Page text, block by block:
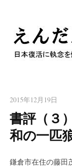
ン
テ
キ
ッ
2015年12月19日
書評（３
和の一匹
鎌倉市在住の藤田